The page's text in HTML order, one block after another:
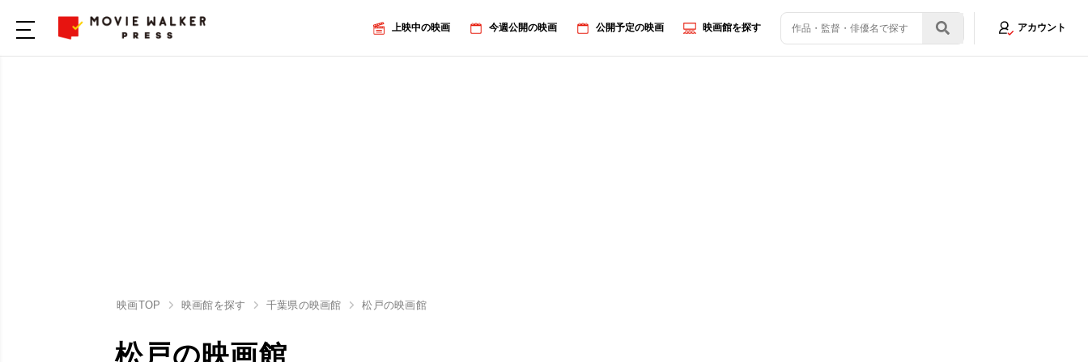
上映中の映画 今週公開の映画 公開予定の映画 映画館を探す アカウント
映画TOP 映画館を探す 千葉県の映画館 松戸の映画館
松戸の映画館